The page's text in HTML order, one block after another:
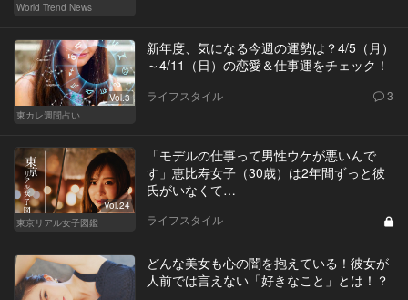
World Trend News
Vol.3
東カレ週間占い
新年度、気になる今週の運勢は？4/5（月）
～4/11（日）の恋愛＆仕事運をチェック！
ライフスタイル 3
Vol.24
東京リアル女子図鑑
「モデルの仕事って男性ウケが悪いんで
す」恵比寿女子（30歳）は2年間ずっと彼
氏がいなくて…
ライフスタイル
どんな美女も心の闇を抱えている！彼女が
人前では言えない「好きなこと」とは！？